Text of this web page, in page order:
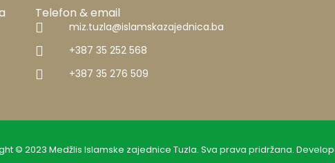
Telefon & email
miz.tuzla@islamskazajednica.ba
+387 35 252 568
+387 35 276 509
© 2023 Medžlis Islamske zajednice Tuzla. Sva prava pridržana.